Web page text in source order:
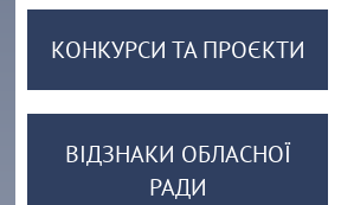
КОНКУРСИ ТА ПРОЄКТИ
ВІДЗНАКИ ОБЛАСНОЇ
РАДИ